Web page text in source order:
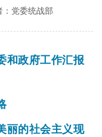
党委统战部
和政府工作汇报
丽的社会主义现